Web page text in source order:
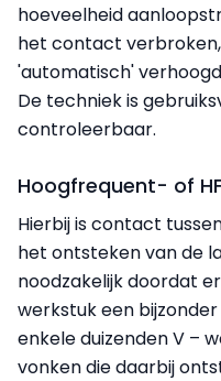
hoeveelheid
het contact
'automatisch'
De techniek is
controleerbaar.
Hoogfrequent- of
Hierbij is contact
het ontsteken van de
noodzakelijk doordat
werkstuk een
enkele duizenden V –
vonken die daarbij